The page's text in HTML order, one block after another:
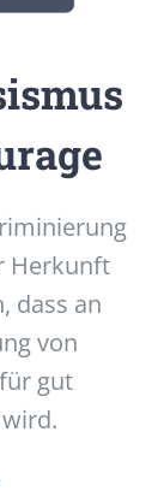
Herkunft
dass an
von
gut